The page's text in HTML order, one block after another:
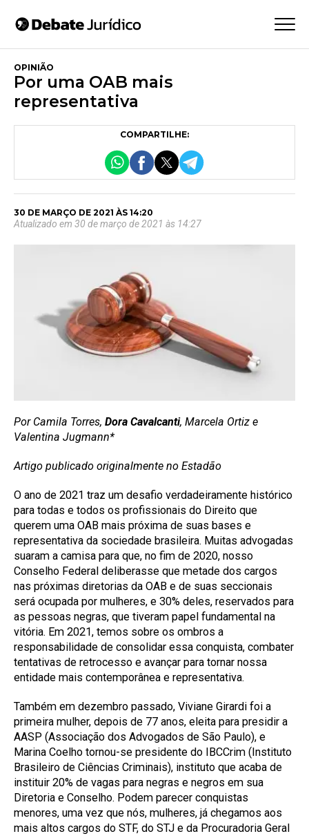
OPINIÃO
Por uma OAB mais
representativa
COMPARTILHE:
30 DE MARÇO DE 2021 ÀS 14:20
Atualizado em 30 de março de 2021 às 14:27
Por Camila Torres, Dora Cavalcanti, Marcela Ortiz e
Valentina Jugmann*
Artigo publicado originalmente no Estadão
O ano de 2021 traz um desafio verdadeiramente histórico
para todas e todos os profissionais do Direito que
querem uma OAB mais próxima de suas bases e
representativa da sociedade brasileira. Muitas advogadas
suaram a camisa para que, no fim de 2020, nosso
Conselho Federal deliberasse que metade dos cargos
nas próximas diretorias da OAB e de suas seccionais
será ocupada por mulheres, e 30% deles, reservados para
as pessoas negras, que tiveram papel fundamental na
vitória. Em 2021, temos sobre os ombros a
responsabilidade de consolidar essa conquista, combater
tentativas de retrocesso e avançar para tornar nossa
entidade mais contemporânea e representativa.
Também em dezembro passado, Viviane Girardi foi a
primeira mulher, depois de 77 anos, eleita para presidir a
AASP (Associação dos Advogados de São Paulo), e
Marina Coelho tornou-se presidente do IBCCrim (Instituto
Brasileiro de Ciências Criminais), instituto que acaba de
instituir 20% de vagas para negras e negros em sua
Diretoria e Conselho. Podem parecer conquistas
menores, uma vez que nós, mulheres, já chegamos aos
mais altos cargos do STF, do STJ e da Procuradoria Geral